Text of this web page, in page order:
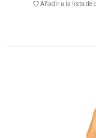
Añadir a la lista de